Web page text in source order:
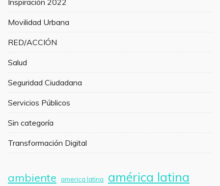
Movilidad Urbana
RED/ACCIÓN
Salud
Seguridad Ciudadana
Servicios Públicos
Sin categoría
Transformación Digital
ambiente america latina américa latina